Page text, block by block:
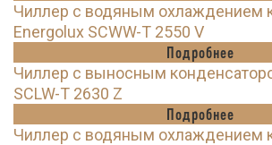
Чиллер с водяным охлаждением
Energolux SCWW-T 2550 V
Подробнее
Чиллер с выносным
SCLW-T 2630 Z
Подробнее
Чиллер с водяным охлаждением